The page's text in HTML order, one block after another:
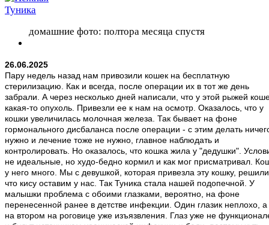
домашние фото: полтора месяца спустя
26.06.2025
Пару недель назад нам привозили кошек на бесплатную
стерилизацию. Как и всегда, после операции их в тот же день
забрали. А через несколько дней написали, что у этой рыжей
какая-то опухоль. Привезли ее к нам на осмотр. Оказалось, что у
кошки увеличилась молочная железа. Так бывает на фоне
гормонального дисбаланса после операции - с этим делать
нужно и лечение тоже не нужно, главное наблюдать и
контролировать. Но оказалось, что кошка жила у "дедушки".
не идеальные, но худо-бедно кормил и как мог присматривал.
у него много. Мы с девушкой, которая привезла эту кошку,
что кису оставим у нас. Так Туника стала нашей подопечной. У
малышки проблема с обоими глазками, вероятно, на фоне
перенесенной ранее в детстве инфекции. Один глазик неплохо, а
на втором на роговице уже изъязвления. Глаз уже не